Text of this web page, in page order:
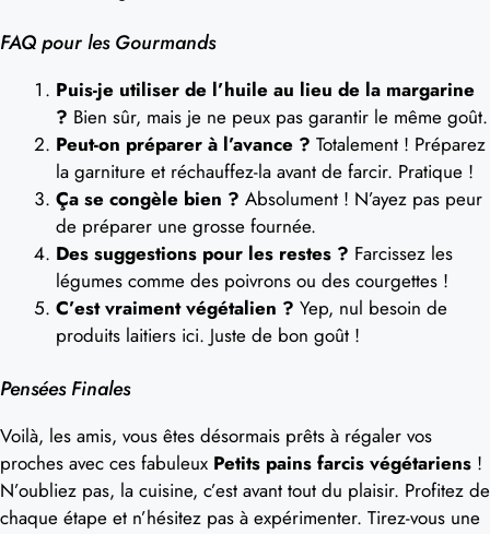
FAQ pour les Gourmands
Puis-je utiliser de l’huile au lieu de la margarine
? Bien sûr, mais je ne peux pas garantir le même goût.
Peut-on préparer à l’avance ? Totalement ! Préparez
la garniture et réchauffez-la avant de farcir. Pratique !
Ça se congèle bien ? Absolument ! N’ayez pas peur
de préparer une grosse fournée.
Des suggestions pour les restes ? Farcissez les
légumes comme des poivrons ou des courgettes !
C’est vraiment végétalien ? Yep, nul besoin de
produits laitiers ici. Juste de bon goût !
Pensées Finales
Voilà, les amis, vous êtes désormais prêts à régaler vos
proches avec ces fabuleux Petits pains farcis végétariens !
N’oubliez pas, la cuisine, c’est avant tout du plaisir. Profitez de
chaque étape et n’hésitez pas à expérimenter. Tirez-vous une